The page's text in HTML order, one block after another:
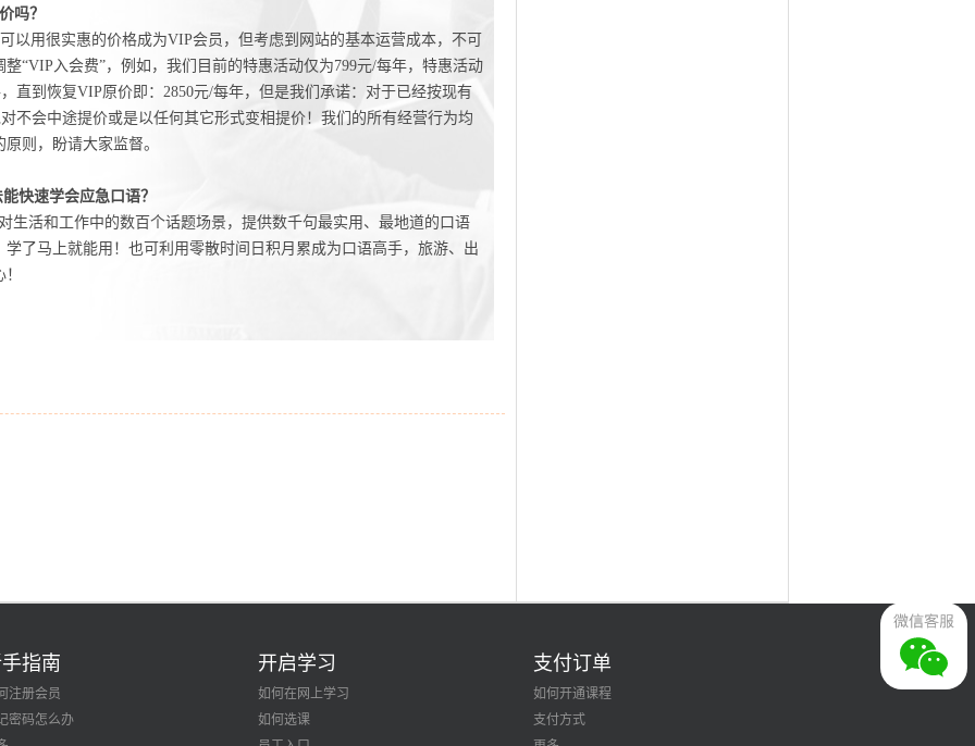
吗？
用很实惠的价格成为VIP会员，但考虑到网站的基本运营成本，不可
“VIP入会费”，例如，我们目前的特惠活动仅为799元/每年，特惠活动
直到恢复VIP原价即：2850元/每年，但是我们承诺：对于已经按现有
不会中途提价或是以任何其它形式变相提价！我们的所有经营行为均
则，盼请大家监督。
快速学会应急口语？
生活和工作中的数百个话题场景，提供数千句最实用、最地道的口语
了马上就能用！也可利用零散时间日积月累成为口语高手，旅游、出
指南
注册会员
密码怎么办
开启学习
如何在网上学习
如何选课
支付订单
如何开通课程
支付方式